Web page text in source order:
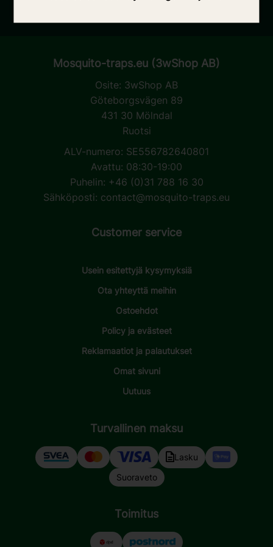
mukaisesti.
Mosquito-traps.eu (3wShop AB)
Osite: 3wShop AB
Göteborgsvägen 89
431 30 Mölndal
Ruotsi
ALV-numero: SE556782640801
Avattu: 08:30-19:00
Puhelin: +46 (0)31 788 16 30
Sähköposti: contact@mosquito-traps.eu
Customer service
Usein esitettyjä kysymyksiä
Ota yhteyttä meihin
Ostoehdot
Policy ja evästeet
Reklamaatiot ja palautukset
Omat sivuni
Uutuus
Turvallinen maksu
Lasku
Suoraveto
Toimitus